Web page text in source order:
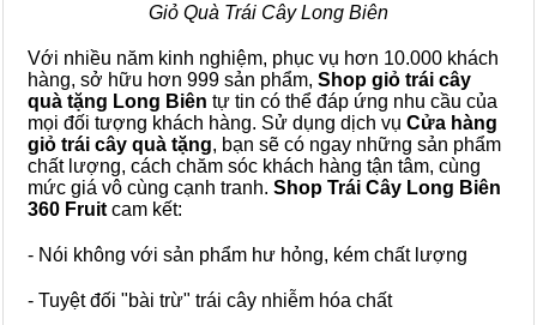
Giỏ Quà Trái Cây Long Biên
Với nhiều năm kinh nghiệm, phục vụ hơn 10.000 khách
hàng, sở hữu hơn 999 sản phẩm, Shop giỏ trái cây
quà tặng Long Biên tự tin có thể đáp ứng nhu cầu của
mọi đối tượng khách hàng. Sử dụng dịch vụ Cửa hàng
giỏ trái cây quà tặng, bạn sẽ có ngay những sản phẩm
chất lượng, cách chăm sóc khách hàng tận tâm, cùng
mức giá vô cùng cạnh tranh. Shop Trái Cây Long Biên
360 Fruit cam kết:
- Nói không với sản phẩm hư hỏng, kém chất lượng
- Tuyệt đối "bài trừ" trái cây nhiễm hóa chất